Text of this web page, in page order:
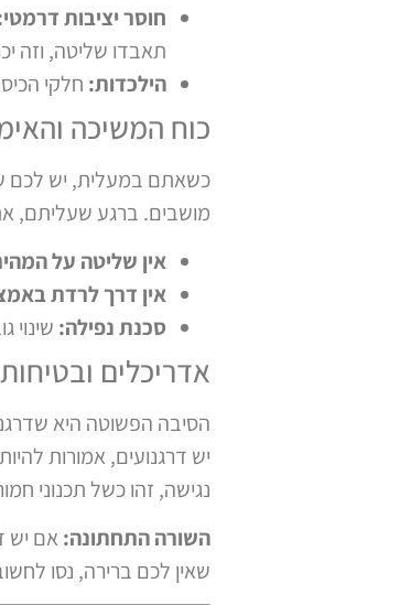
חוסר יציבות
תאבדו שליטה, וזה
הילכדות: חלקי
כוח המשיכה
כשאתם במעלית, יש לכם
מושבים. ברגע שעליתם,
אין שליטה על
אין דרך לרדת
סכנת נפילה:
אדריכלים
הסיבה הפשוטה היא
יש דרגנועים, אמורות
נגישה, זהו כשל תכנוני
השורה התחתונה: אם יש
שאין לכם ברירה, נסו